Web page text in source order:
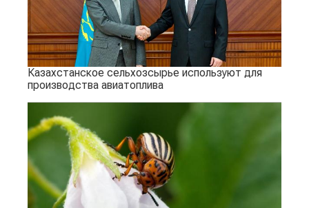
Казахстанское сельхозсырье используют для
производства авиатоплива